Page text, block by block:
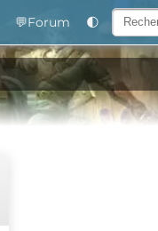
💬Forum 🌓